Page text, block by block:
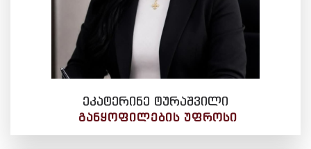
ეკატერინე ტურაშვილი
ᲒᲐᲜᲧᲝᲤᲘᲚᲔᲑᲘᲡ ᲣᲤᲠᲝᲡᲘ